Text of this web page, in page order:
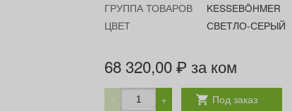
ГРУППА ТОВАРОВ
KESSEBÖHMER
ЦВЕТ
СВЕТЛО-СЕРЫЙ
68 320,00 ₽ за ком
− + Под заказ